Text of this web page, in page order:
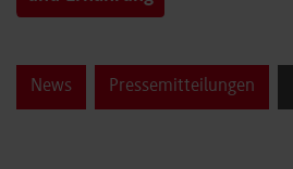
News Pressemitteilungen